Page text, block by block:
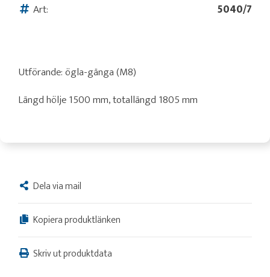
Art: 5040/7
Utförande: ögla-gänga (M8)
Längd hölje 1500 mm, totallängd 1805 mm
Dela via mail
Kopiera produktlänken
Skriv ut produktdata